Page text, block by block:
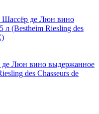
де Люн вино выдержанное
des Chasseurs de